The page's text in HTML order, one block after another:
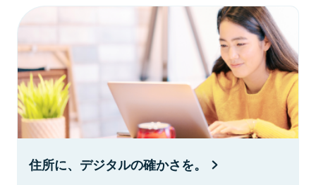
住所に、デジタルの確かさを。